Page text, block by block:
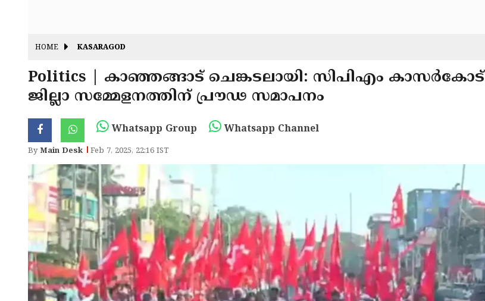
HOME KASARAGOD
Politics | കാഞ്ഞങ്ങാട് ചെങ്കടലായി: സിപിഎം കാസർകോട്
ജില്ലാ സമ്മേളനത്തിന് പ്രൗഢ സമാപനം
Whatsapp Group Whatsapp Channel
ByMain Desk Feb 7, 2025, 22:16 IST